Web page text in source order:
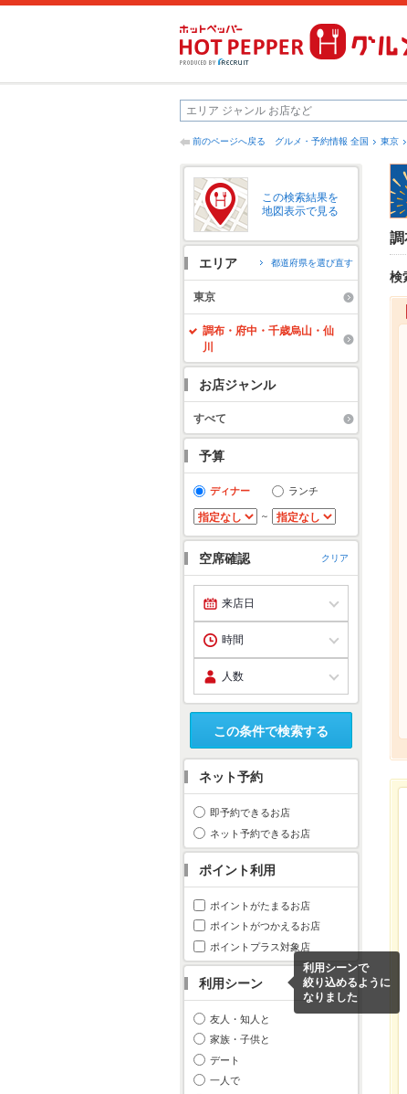
前のページへ戻る グルメ・予約情報 全国 東京
この検索結果を
地図表示で見る
エリア 都道府県を選び直す
東京
調布・府中・千歳烏山・仙
川
お店ジャンル
すべて
予算
ディナー ランチ
～
空席確認 クリア
この条件で検索する
ネット予約
即予約できるお店
ネット予約できるお店
ポイント利用
ポイントがたまるお店
ポイントがつかえるお店
ポイントプラス対象店
利用シーン
利用シーンで
絞り込めるように
なりました
友人・知人と
家族・子供と
デート
一人で
調
検